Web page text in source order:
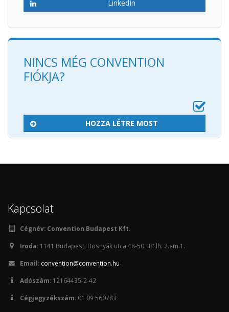
LinkedIn
NINCS MÉG CONVENTION
FIÓKJA?
HOZZA LÉTRE MOST
Kapcsolat
Cégnév: Convention Budapest Kft.
Iroda: 1141 Budapest, Bosnyák utca 48-50. 'B'.lh. 2.em.1.
Email: convention@convention.hu
Adószám: 12164435-2-42
Cégjegyzékszám: 01 09 560783